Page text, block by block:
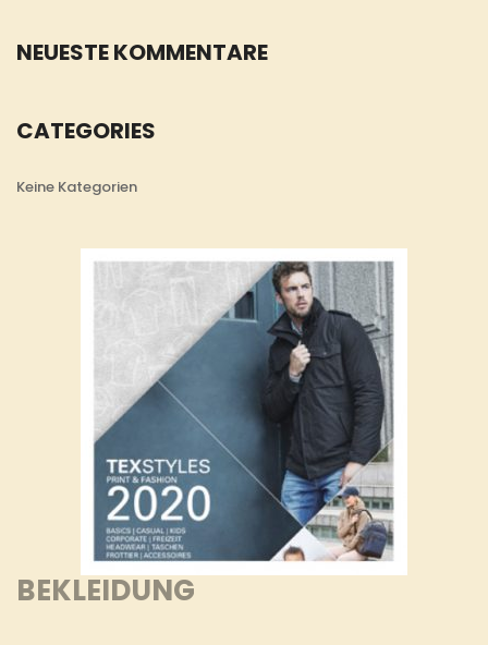
NEUESTE KOMMENTARE
CATEGORIES
Keine Kategorien
BEKLEIDUNG